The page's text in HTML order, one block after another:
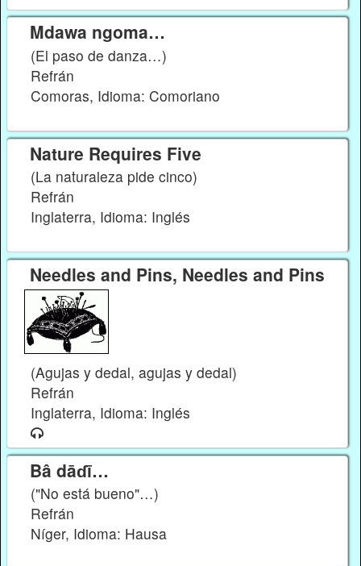
Mdawa ngoma…
(El paso de danza…)
Refrán
Comoras, Idioma: Comoriano
Nature Requires Five
(La naturaleza pide cinco)
Refrán
Inglaterra, Idioma: Inglés
Needles and Pins, Needles and Pins
(Agujas y dedal, agujas y dedal)
Refrán
Inglaterra, Idioma: Inglés
Bâ dāɗī…
("No está bueno"…)
Refrán
Níger, Idioma: Hausa